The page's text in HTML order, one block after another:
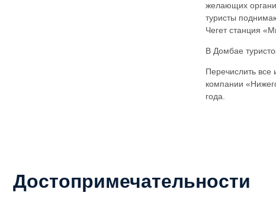
желающих
туристы
Чегет станция
В Домбае
Перечислить все
компании
года.
Достопримечательности